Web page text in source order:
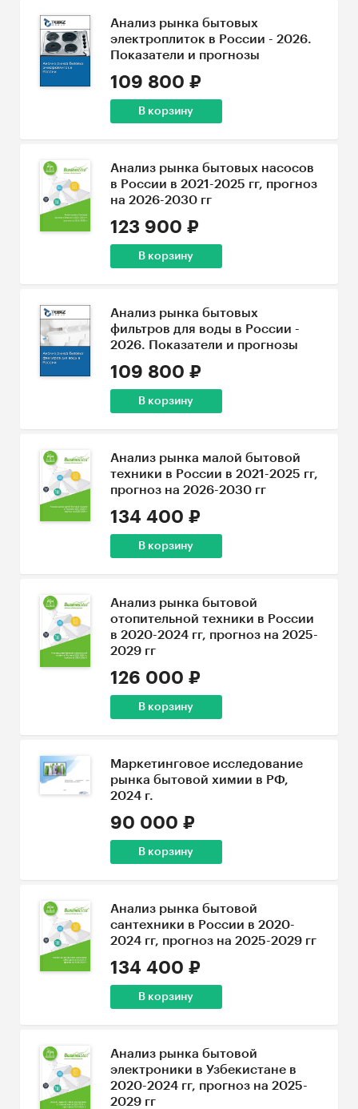
Анализ рынка бытовых
электроплиток в России - 2026.
Показатели и прогнозы
109 800 ₽
В корзину
Анализ рынка бытовых насосов
в России в 2021-2025 гг, прогноз
на 2026-2030 гг
123 900 ₽
В корзину
Анализ рынка бытовых
фильтров для воды в России -
2026. Показатели и прогнозы
109 800 ₽
В корзину
Анализ рынка малой бытовой
техники в России в 2021-2025 гг,
прогноз на 2026-2030 гг
134 400 ₽
В корзину
Анализ рынка бытовой
отопительной техники в России
в 2020-2024 гг, прогноз на 2025-
2029 гг
126 000 ₽
В корзину
Маркетинговое исследование
рынка бытовой химии в РФ,
2024 г.
90 000 ₽
В корзину
Анализ рынка бытовой
сантехники в России в 2020-
2024 гг, прогноз на 2025-2029 гг
134 400 ₽
В корзину
Анализ рынка бытовой
электроники в Узбекистане в
2020-2024 гг, прогноз на 2025-
2029 гг